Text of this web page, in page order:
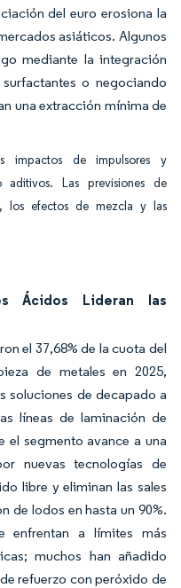
del euro erosiona la
asiáticos. Algunos
mediante la integración
o negociando
una extracción mínima de
impactos de impulsores y
aditivos. Las previsiones de
los efectos de mezcla y las
Ácidos Lideran las
el 37,68% de la cuota del
de metales en 2025,
soluciones de decapado a
líneas de laminación de
el segmento avance a una
nuevas tecnologías de
libre y eliminan las sales
de lodos en hasta un 90%.
enfrentan a límites más
muchos han añadido
refuerzo con peróxido de